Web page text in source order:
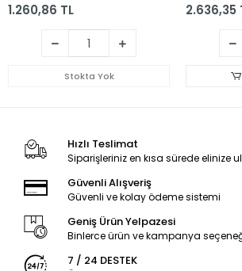
1.260,86 TL
Stokta Yok
2.636,35
Hızlı Teslimat
Siparişleriniz en kısa sürede elinize
Güvenli Alışveriş
Güvenli ve kolay ödeme sistemi
Geniş Ürün Yelpazesi
Binlerce ürün ve kampanya
7 / 24 DESTEK